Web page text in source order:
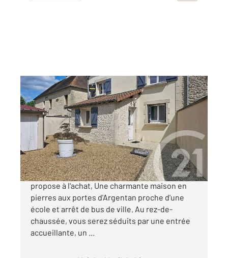
ARGENTAN 61
93,60 m2, 8 pièces
Ref : 12756
Maison à vendre
190 000 €
Votre agence CENTURY 21 ML Immobilier vous
propose à l'achat, Une charmante maison en
pierres aux portes d'Argentan proche d'une
école et arrêt de bus de ville. Au rez-de-
chaussée, vous serez séduits par une entrée
accueillante, un ...